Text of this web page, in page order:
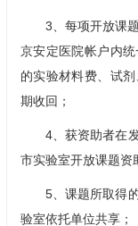
3、每项开放课
京安定医院帐户内
的实验材料费、试
期收回；
4、获资助者在
市实验室开放课题资
5、课题所取得
验室依托单位共享；